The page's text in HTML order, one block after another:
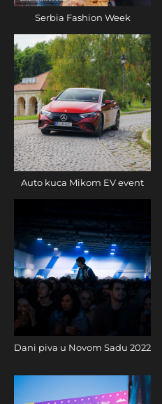
Serbia Fashion Week
Auto kuca Mikom EV event
Dani piva u Novom Sadu 2022